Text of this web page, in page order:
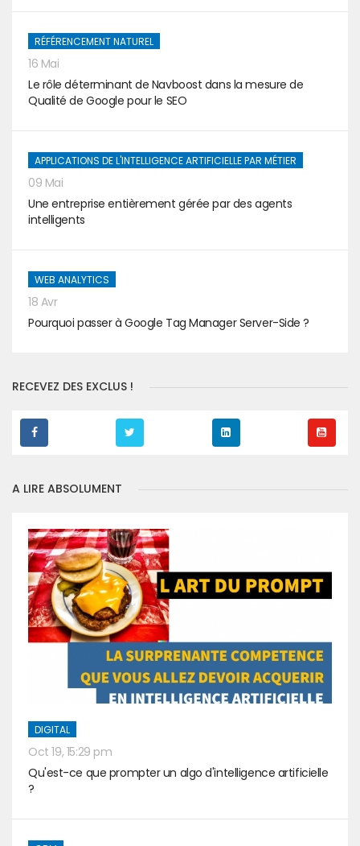
RÉFÉRENCEMENT NATUREL
16 Mai
Le rôle déterminant de Navboost dans la mesure de
Qualité de Google pour le SEO
APPLICATIONS DE L'INTELLIGENCE ARTIFICIELLE PAR MÉTIER
09 Mai
Une entreprise entièrement gérée par des agents
intelligents
WEB ANALYTICS
18 Avr
Pourquoi passer à Google Tag Manager Server-Side ?
RECEVEZ DES EXCLUS !
A LIRE ABSOLUMENT
DIGITAL
Oct 19, 15:29 pm
Qu'est-ce que prompter un algo d'intelligence artificielle
?